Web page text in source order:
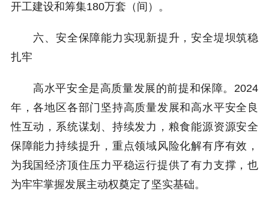
开工建设和筹集180万套（间）。
六、安全保障能力实现新提升，安全堤坝筑稳
扎牢
高水平安全是高质量发展的前提和保障。2024
年，各地区各部门坚持高质量发展和高水平安全良
性互动，系统谋划、持续发力，粮食能源资源安全
保障能力持续提升，重点领域风险化解有序有效，
为我国经济顶住压力平稳运行提供了有力支撑，也
为牢牢掌握发展主动权奠定了坚实基础。